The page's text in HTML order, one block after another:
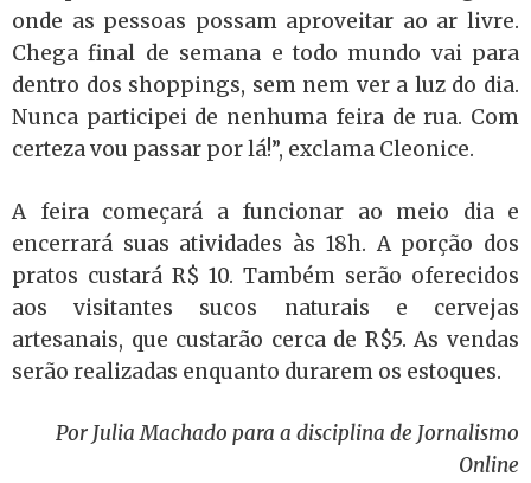
onde as pessoas possam aproveitar ao ar livre.
Chega final de semana e todo mundo vai para
dentro dos shoppings, sem nem ver a luz do dia.
Nunca participei de nenhuma feira de rua. Com
certeza vou passar por lá!”, exclama Cleonice.
A feira começará a funcionar ao meio dia e
encerrará suas atividades às 18h. A porção dos
pratos custará R$ 10. Também serão oferecidos
aos visitantes sucos naturais e cervejas
artesanais, que custarão cerca de R$5. As vendas
serão realizadas enquanto durarem os estoques.
Por Julia Machado para a disciplina de Jornalismo
Online